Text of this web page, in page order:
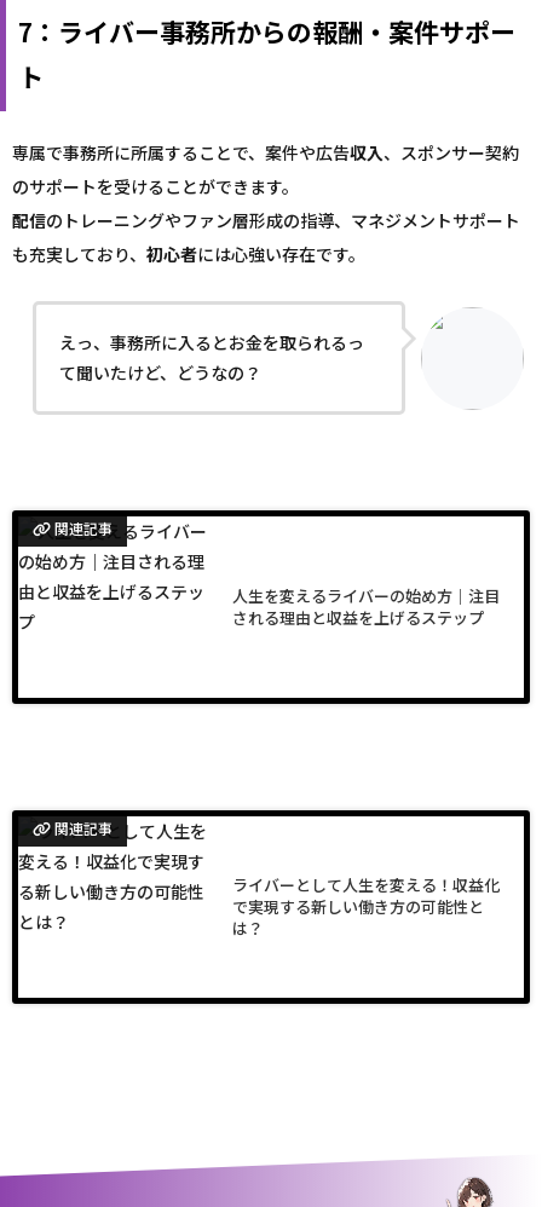
7：ライバー事務所からの報酬・案件サポー
ト
専属で事務所に所属することで、案件や広告収入、スポンサー契約
のサポートを受けることができます。
配信のトレーニングやファン層形成の指導、マネジメントサポート
も充実しており、 初心者には心強い存在です。
えっ、事務所に入るとお金を取られるっ
て聞いたけど、どうなの？
関連記事
人生を変えるライバーの始め方｜注目
される理由と収益を上げるステップ
関連記事
ライバーとして人生を変える！収益化
で実現する新しい働き方の可能性と
は？